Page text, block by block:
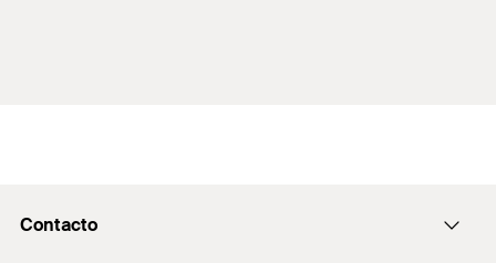
Contacto